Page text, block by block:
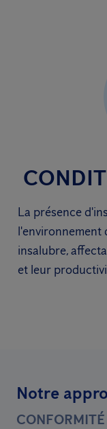
La présence
l'environnement
insalubre,
et leur
Notre